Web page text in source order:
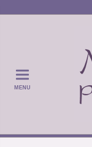
MENU